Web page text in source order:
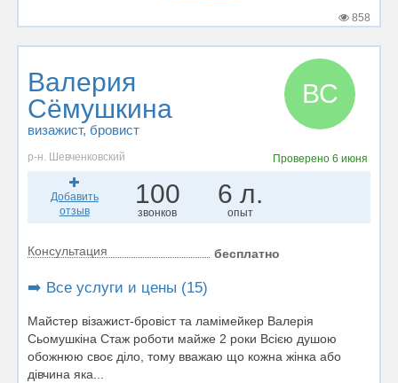
858
Валерия
Сёмушкина
визажист, бровист
ВС
р-н. Шевченковский Проверено 6 июня
Добавить
отзыв
100
звонков
6 л.
опыт
Консультация бесплатно
➡️ Все услуги и цены (15)
Майстер візажист-бровіст та ламімейкер Валерія
Сьомушкіна Стаж роботи майже 2 роки Всією душою
обожнюю своє діло, тому вважаю що кожна жінка або
дівчина яка...